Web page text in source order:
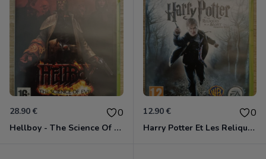
28.90 € 0
Hellboy - The Science Of Evil Xbox 360
12.90 € 0
Harry Potter Et Les Reliques De La Mort - 1ère Partie Xbox 360